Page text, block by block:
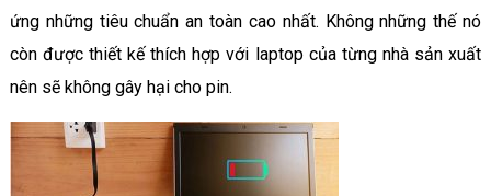
ứng những tiêu chuẩn an toàn cao nhất. Không những thế nó
còn được thiết kế thích hợp với laptop của từng nhà sản xuất
nên sẽ không gây hại cho pin.